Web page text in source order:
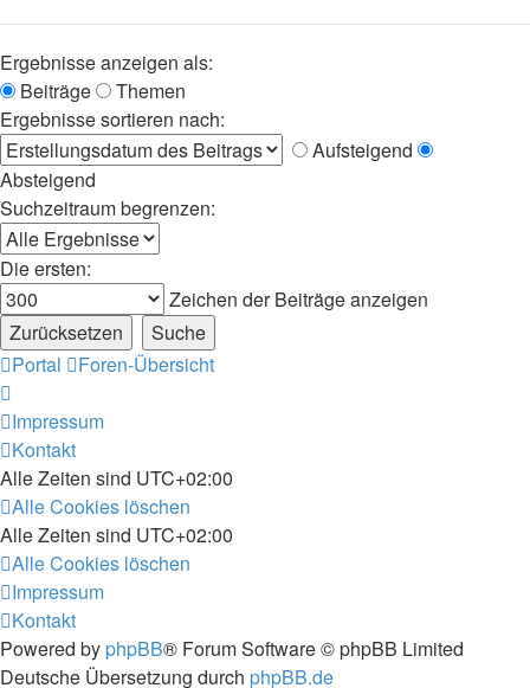
Ergebnisse anzeigen als:
Beiträge
Themen
Ergebnisse sortieren nach:
Aufsteigend
Absteigend
Suchzeitraum begrenzen:
Die ersten:
Zeichen der Beiträge anzeigen
Portal Foren-Übersicht
Impressum
Kontakt
Alle Zeiten sind UTC+02:00
Alle Cookies löschen
Alle Zeiten sind UTC+02:00
Alle Cookies löschen
Impressum
Kontakt
Powered by phpBB® Forum Software © phpBB Limited
Deutsche Übersetzung durch phpBB.de